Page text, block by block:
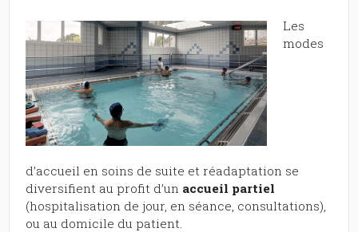
Les
modes
d’accueil en soins de suite et réadaptation se
diversifient au profit d’un accueil partiel
(hospitalisation de jour, en séance, consultations),
ou au domicile du patient.